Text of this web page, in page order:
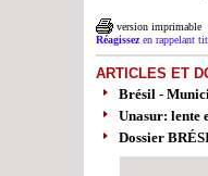
version imprimable
Réagissezen rappelant
ARTICLES ET
Brésil -
Unasur: lente
Dossier